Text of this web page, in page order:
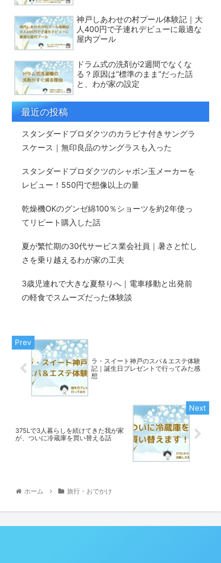
神戸しあわせの村プール体験記｜大
人400円で子連れデビューに最適な
屋内プール
ドラム式の洗剤が2週間でなくな
る？原因は“標準のまま”だった話
と、わが家の設定
最近の投稿
スタンダードプロダクツのカラビナ付きサングラ
スケース｜無印良品のサングラスも入った
スタンダードプロダクツのシャボン玉メーカーを
レビュー！550円で想像以上の量
乾燥機OKのグンゼ綿100％ショーツを約2年使っ
てリピート購入した話
夏が繁忙期の30代サービス業会社員｜暑さと忙し
さを乗り越えるわが家の工夫
3歳児連れで大きな夏祭りへ｜電車移動と出発前
の軽食でスムーズだった体験談
ラ・スイート神戸のスパ＆エステ体験
記｜誕生日プレゼントで行ってみた感
想
375Lで3人暮らしを続けてきた我が家
が、ついに冷蔵庫を買い替える話
ホーム 旅行・おでかけ